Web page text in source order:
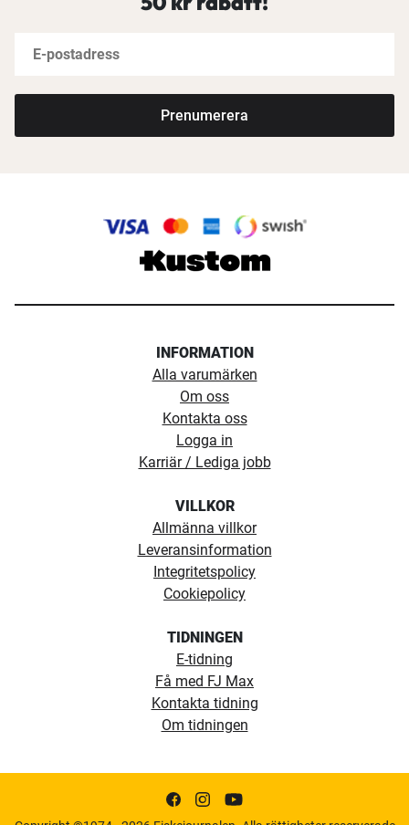
Prenumerera
INFORMATION
Alla varumärken
Om oss
Kontakta oss
Logga in
Karriär / Lediga jobb
VILLKOR
Allmänna villkor
Leveransinformation
Integritetspolicy
Cookiepolicy
TIDNINGEN
E-tidning
Få med FJ Max
Kontakta tidning
Om tidningen